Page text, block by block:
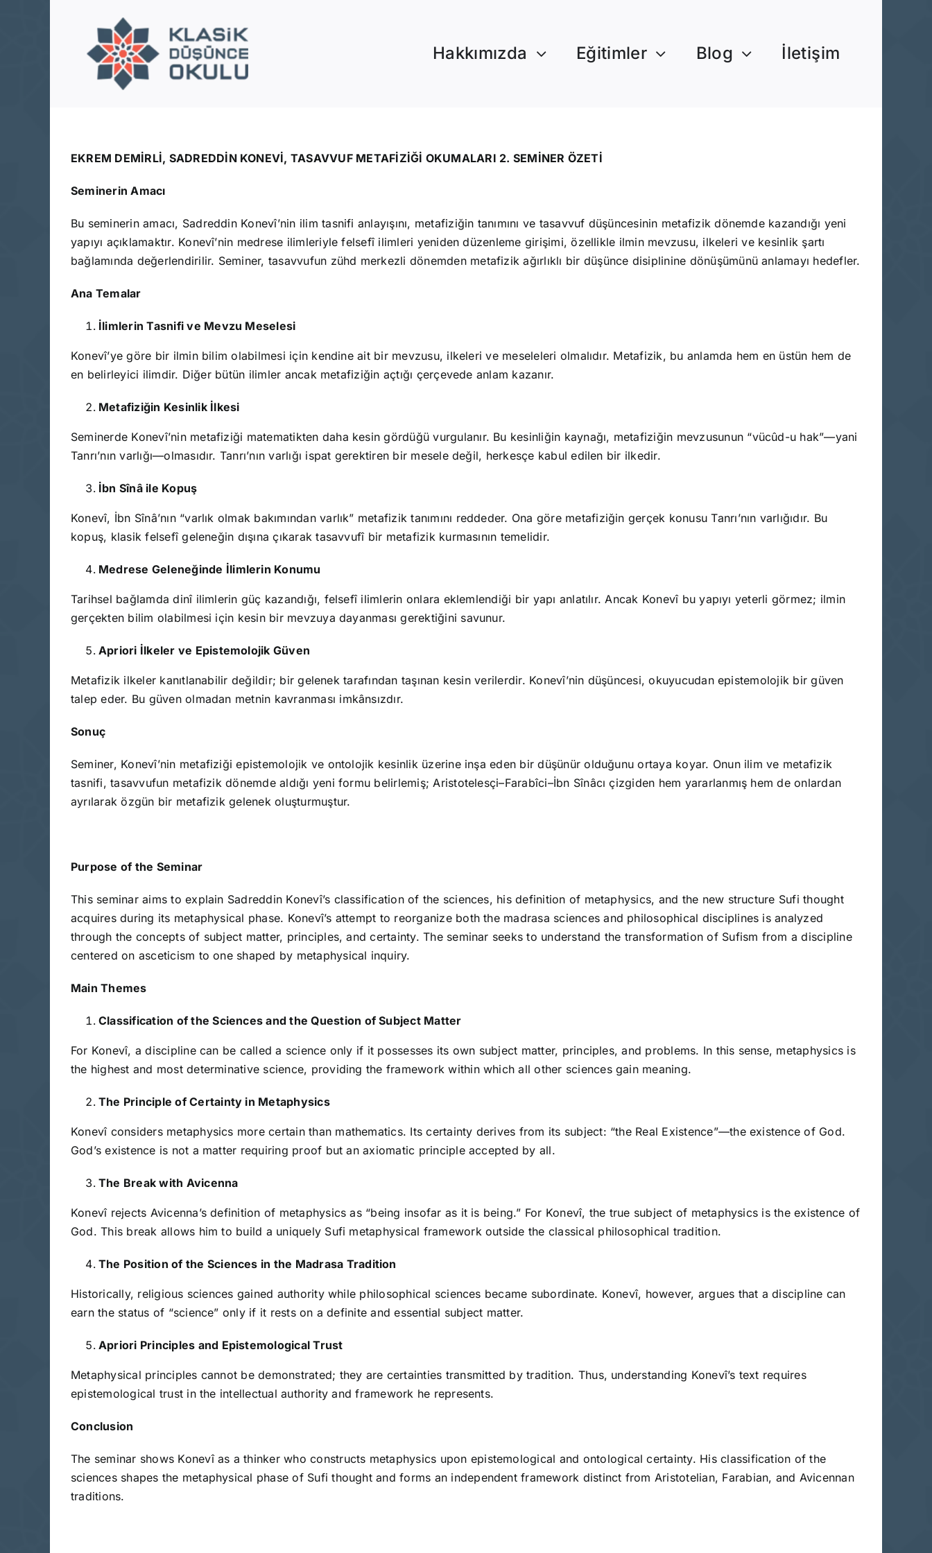
Hakkımızda Eğitimler Blog İletişim
EKREM DEMİRLİ, SADREDDİN KONEVİ, TASAVVUF METAFİZİĞİ OKUMALARI 2. SEMİNER ÖZETİ
Seminerin Amacı
Bu seminerin amacı, Sadreddin Konevî’nin ilim tasnifi anlayışını, metafiziğin tanımını ve tasavvuf düşüncesinin metafizik dönemde kazandığı yeni
yapıyı açıklamaktır. Konevî’nin medrese ilimleriyle felsefî ilimleri yeniden düzenleme girişimi, özellikle ilmin mevzusu, ilkeleri ve kesinlik şartı
bağlamında değerlendirilir. Seminer, tasavvufun zühd merkezli dönemden metafizik ağırlıklı bir düşünce disiplinine dönüşümünü anlamayı hedefler.
Ana Temalar
İlimlerin Tasnifi ve Mevzu Meselesi
Konevî’ye göre bir ilmin bilim olabilmesi için kendine ait bir mevzusu, ilkeleri ve meseleleri olmalıdır. Metafizik, bu anlamda hem en üstün hem de
en belirleyici ilimdir. Diğer bütün ilimler ancak metafiziğin açtığı çerçevede anlam kazanır.
Metafiziğin Kesinlik İlkesi
Seminerde Konevî’nin metafiziği matematikten daha kesin gördüğü vurgulanır. Bu kesinliğin kaynağı, metafiziğin mevzusunun “vücûd-u hak”—yani
Tanrı’nın varlığı—olmasıdır. Tanrı’nın varlığı ispat gerektiren bir mesele değil, herkesçe kabul edilen bir ilkedir.
İbn Sînâ ile Kopuş
Konevî, İbn Sînâ’nın “varlık olmak bakımından varlık” metafizik tanımını reddeder. Ona göre metafiziğin gerçek konusu Tanrı’nın varlığıdır. Bu
kopuş, klasik felsefî geleneğin dışına çıkarak tasavvufî bir metafizik kurmasının temelidir.
Medrese Geleneğinde İlimlerin Konumu
Tarihsel bağlamda dinî ilimlerin güç kazandığı, felsefî ilimlerin onlara eklemlendiği bir yapı anlatılır. Ancak Konevî bu yapıyı yeterli görmez; ilmin
gerçekten bilim olabilmesi için kesin bir mevzuya dayanması gerektiğini savunur.
Apriori İlkeler ve Epistemolojik Güven
Metafizik ilkeler kanıtlanabilir değildir; bir gelenek tarafından taşınan kesin verilerdir. Konevî’nin düşüncesi, okuyucudan epistemolojik bir güven
talep eder. Bu güven olmadan metnin kavranması imkânsızdır.
Sonuç
Seminer, Konevî’nin metafiziği epistemolojik ve ontolojik kesinlik üzerine inşa eden bir düşünür olduğunu ortaya koyar. Onun ilim ve metafizik
tasnifi, tasavvufun metafizik dönemde aldığı yeni formu belirlemiş; Aristotelesçi–Farabîci–İbn Sînâcı çizgiden hem yararlanmış hem de onlardan
ayrılarak özgün bir metafizik gelenek oluşturmuştur.
Purpose of the Seminar
This seminar aims to explain Sadreddin Konevî’s classification of the sciences, his definition of metaphysics, and the new structure Sufi thought
acquires during its metaphysical phase. Konevî’s attempt to reorganize both the madrasa sciences and philosophical disciplines is analyzed
through the concepts of subject matter, principles, and certainty. The seminar seeks to understand the transformation of Sufism from a discipline
centered on asceticism to one shaped by metaphysical inquiry.
Main Themes
Classification of the Sciences and the Question of Subject Matter
For Konevî, a discipline can be called a science only if it possesses its own subject matter, principles, and problems. In this sense, metaphysics is
the highest and most determinative science, providing the framework within which all other sciences gain meaning.
The Principle of Certainty in Metaphysics
Konevî considers metaphysics more certain than mathematics. Its certainty derives from its subject: “the Real Existence”—the existence of God.
God’s existence is not a matter requiring proof but an axiomatic principle accepted by all.
The Break with Avicenna
Konevî rejects Avicenna’s definition of metaphysics as “being insofar as it is being.” For Konevî, the true subject of metaphysics is the existence of
God. This break allows him to build a uniquely Sufi metaphysical framework outside the classical philosophical tradition.
The Position of the Sciences in the Madrasa Tradition
Historically, religious sciences gained authority while philosophical sciences became subordinate. Konevî, however, argues that a discipline can
earn the status of “science” only if it rests on a definite and essential subject matter.
Apriori Principles and Epistemological Trust
Metaphysical principles cannot be demonstrated; they are certainties transmitted by tradition. Thus, understanding Konevî’s text requires
epistemological trust in the intellectual authority and framework he represents.
Conclusion
The seminar shows Konevî as a thinker who constructs metaphysics upon epistemological and ontological certainty. His classification of the
sciences shapes the metaphysical phase of Sufi thought and forms an independent framework distinct from Aristotelian, Farabian, and Avicennan
traditions.